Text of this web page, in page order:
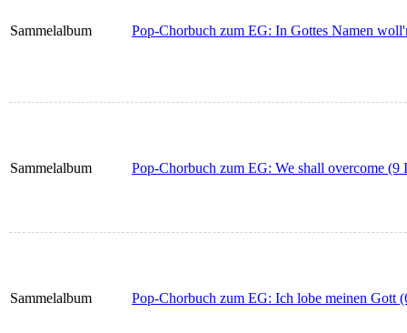
Sammelalbum Pop-Chorbuch zum EG: In Gottes Namen
Sammelalbum Pop-Chorbuch zum EG: We shall overcome (9
Sammelalbum Pop-Chorbuch zum EG: Ich lobe meinen Gott